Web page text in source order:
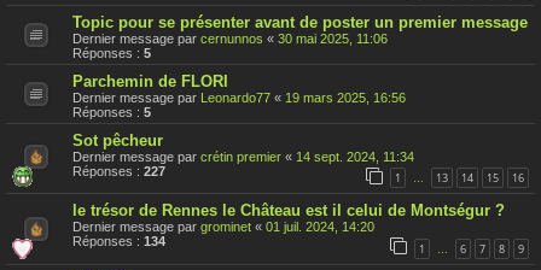
Topic pour se présenter avant de poster un premier message
Dernier message par cernunnos « 30 mai 2025, 11:06
Réponses : 5
Parchemin de FLORI
Dernier message par Leonardo77 « 19 mars 2025, 16:56
Réponses : 5
Sot pêcheur
Dernier message par crétin premier « 14 sept. 2024, 11:34
Réponses : 227 1 … 13 14 15 16
le trésor de Rennes le Château est il celui de Montségur ?
Dernier message par grominet « 01 juil. 2024, 14:20
Réponses : 134 1 6 7 8 9